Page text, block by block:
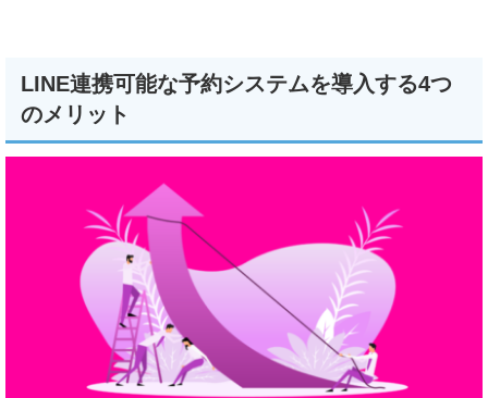
LINE連携可能な予約システムを導入する4つ
のメリット